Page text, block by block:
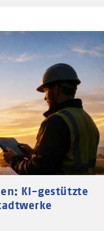
KI-gestützte